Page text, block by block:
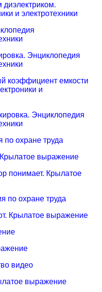
диэлектриком.
и электротехники
Энциклопедия
коэффициент емкости
и
Энциклопедия
по охране труда
Крылатое выражение
понимает. Крылатое
по охране труда
Крылатое выражение
видео
выражение